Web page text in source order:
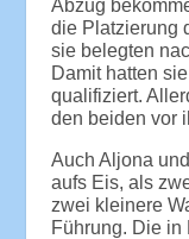
Abzug
die Platzierung
sie belegten
Damit hatten
qualifiziert.
den beiden vor
Auch Aljona
aufs Eis, als
zwei kleinere
Führung. Die in